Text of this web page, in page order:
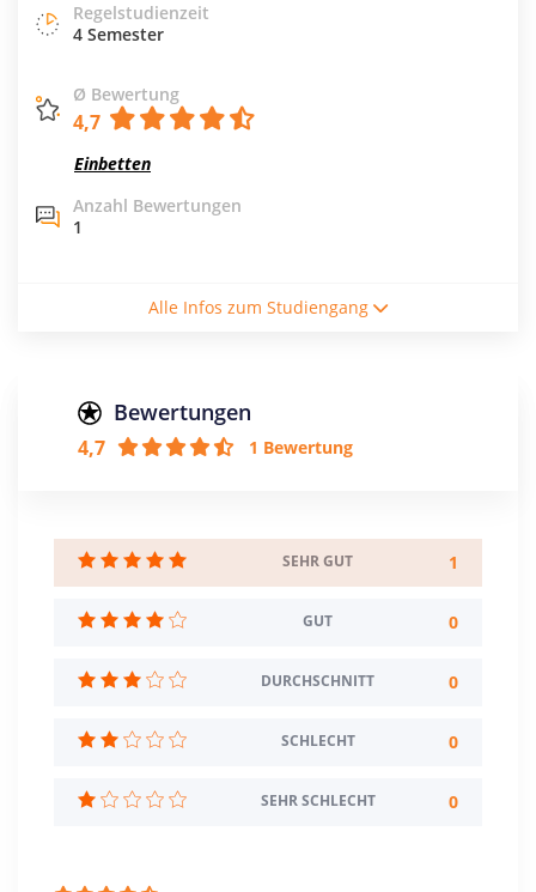
Regelstudienzeit
4 Semester
Ø Bewertung
4,7
Einbetten
Anzahl Bewertungen
1
Abschluss
Creditpoints
120
Regelstudienzeit
4 Semester
Sprache
Alle Infos zum Studiengang
Bewertungen
4,7 1 Bewertung
SEHR GUT 1
GUT 0
DURCHSCHNITT 0
SCHLECHT 0
SEHR SCHLECHT 0